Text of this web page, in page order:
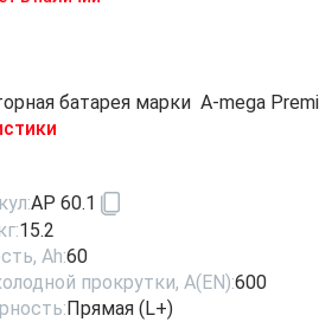
батарея марки A-mega
AP 60.1
15.2
Ah:60
прокрутки, A(EN):600
Прямая (L+)